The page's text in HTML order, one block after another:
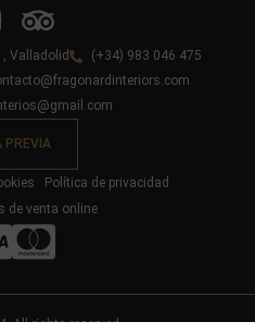
Valladolid
(+34) 983 046 475
PREVIA
Política de privacidad
de venta online
All rights reserved.